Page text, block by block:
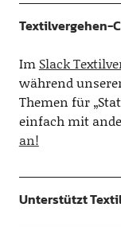
Textilvergehen-
Im Slack
während
Themen für
einfach mit
an!
Unterstützt